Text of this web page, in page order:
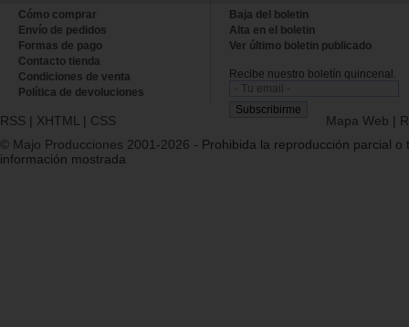
Cómo comprar
Envío de pedidos
Formas de pago
Contacto tienda
Condiciones de venta
Política de devoluciones
Baja del boletin
Alta en el boletin
Ver último boletin publicado
Recibe nuestro boletín quincenal.
RSS | XHTML | CSS Mapa Web |
© Majo Producciones 2001-2026 - Prohibida la reproducción parcial o
información mostrada